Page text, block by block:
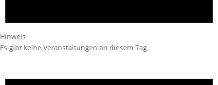
Hinweis
Es gibt keine Veranstaltungen an diesem Tag.